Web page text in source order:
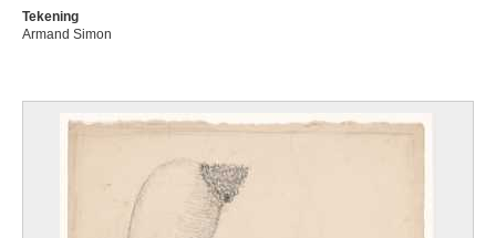
Tekening
Armand Simon